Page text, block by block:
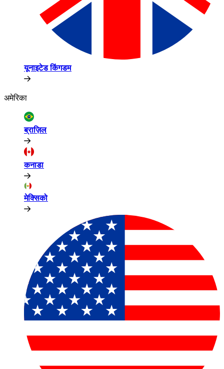
यूनाइटेड किंगडम​​
अमेरिका​​
ब्राज़िल​​
कनाडा​​
मेक्सिको​​